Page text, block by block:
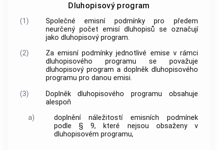
Dluhopisový program
(1)
Společné emisní podmínky pro předem
neurčený počet emisí dluhopisů se označují
jako dluhopisový program.
(2)
Za emisní podmínky jednotlivé emise v rámci
dluhopisového programu se považuje
dluhopisový program a doplněk dluhopisového
programu pro danou emisi.
(3)
Doplněk dluhopisového programu obsahuje
alespoň
a)
doplnění náležitostí emisních podmínek
podle § 9, které nejsou obsaženy v
dluhopisovém programu,